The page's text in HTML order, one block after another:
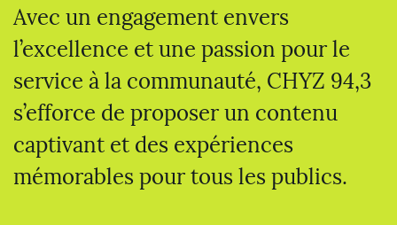
Avec un engagement envers
l’excellence et une passion pour le
service à la communauté, CHYZ 94,3
s’efforce de proposer un contenu
captivant et des expériences
mémorables pour tous les publics.